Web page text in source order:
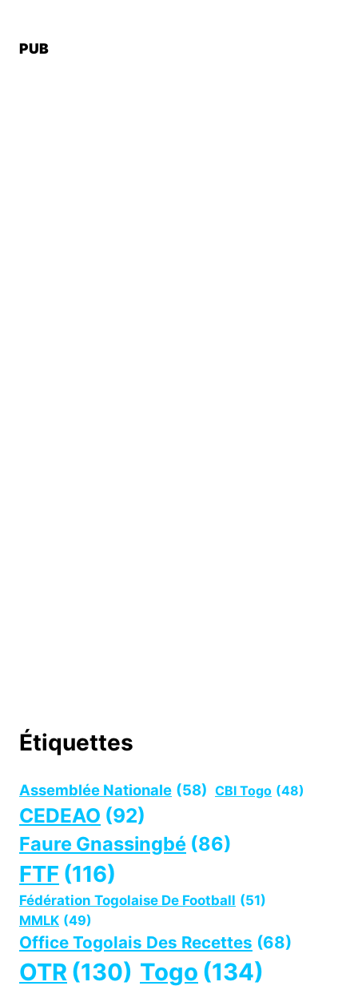
PUB
Étiquettes
Assemblée Nationale (58) CBI Togo (48)
CEDEAO (92)
Faure Gnassingbé (86)
FTF (116)
Fédération Togolaise De Football (51)
MMLK (49)
Office Togolais Des Recettes (68)
OTR (130) Togo (134)